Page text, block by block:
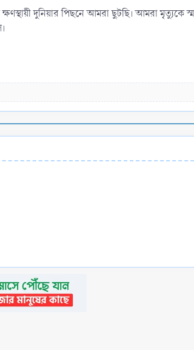
দুনিয়ার পিছনে আমরা ছুটছি। আমরা মৃত্যুকে